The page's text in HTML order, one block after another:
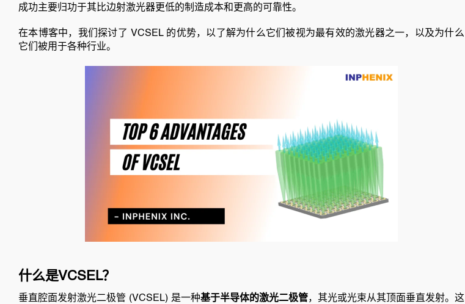
成功主要归功于其比边射激光器更低的制造成本和更高的可靠性。
在本博客中，我们探讨了 VCSEL 的优势，以了解为什么它们被视为最有效的激光器之一，以及为什么
它们被用于各种行业。
什么是VCSEL？
垂直腔面发射激光二极管 (VCSEL) 是一种基于半导体的激光二极管，其光或光束从其顶面垂直发射。这